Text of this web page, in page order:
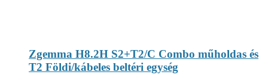
Zgemma H8.2H S2+T2/C Combo műholdas és
T2 Földi/kábeles beltéri egység